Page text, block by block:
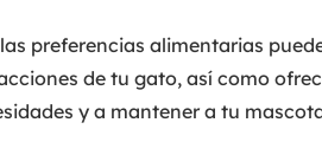
preferencias alimentarias
de tu gato, así como
y a mantener a tu